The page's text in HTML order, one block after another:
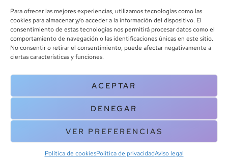
Para ofrecer las mejores experiencias, utilizamos tecnologías como las
cookies para almacenar y/o acceder a la información del dispositivo. El
consentimiento de estas tecnologías nos permitirá procesar datos como el
comportamiento de navegación o las identificaciones únicas en este sitio.
No consentir o retirar el consentimiento, puede afectar negativamente a
ciertas características y funciones.
ACEPTAR
DENEGAR
VER PREFERENCIAS
Política de cookiesPolítica de privacidadAviso legal
info@canoalibros.com
pedidos@canoalibros.com
CONTACTO
Copyright © 2025 Canoa Libros. All Rights Reserved |
cookies|Política de privacidad|Terminos y condiciones| Aviso legal
| Contacto